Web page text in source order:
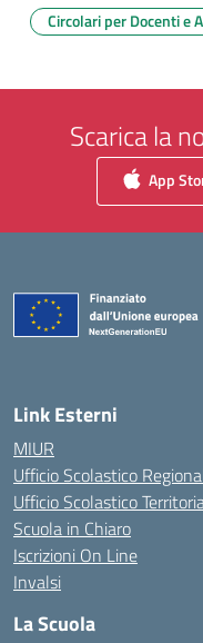
Circolari per Docenti e
Scarica la
App
Link Esterni
MIUR
Ufficio Scolastico
Ufficio Scolastico
Scuola in Chiaro
Iscrizioni On Line
Invalsi
La Scuola